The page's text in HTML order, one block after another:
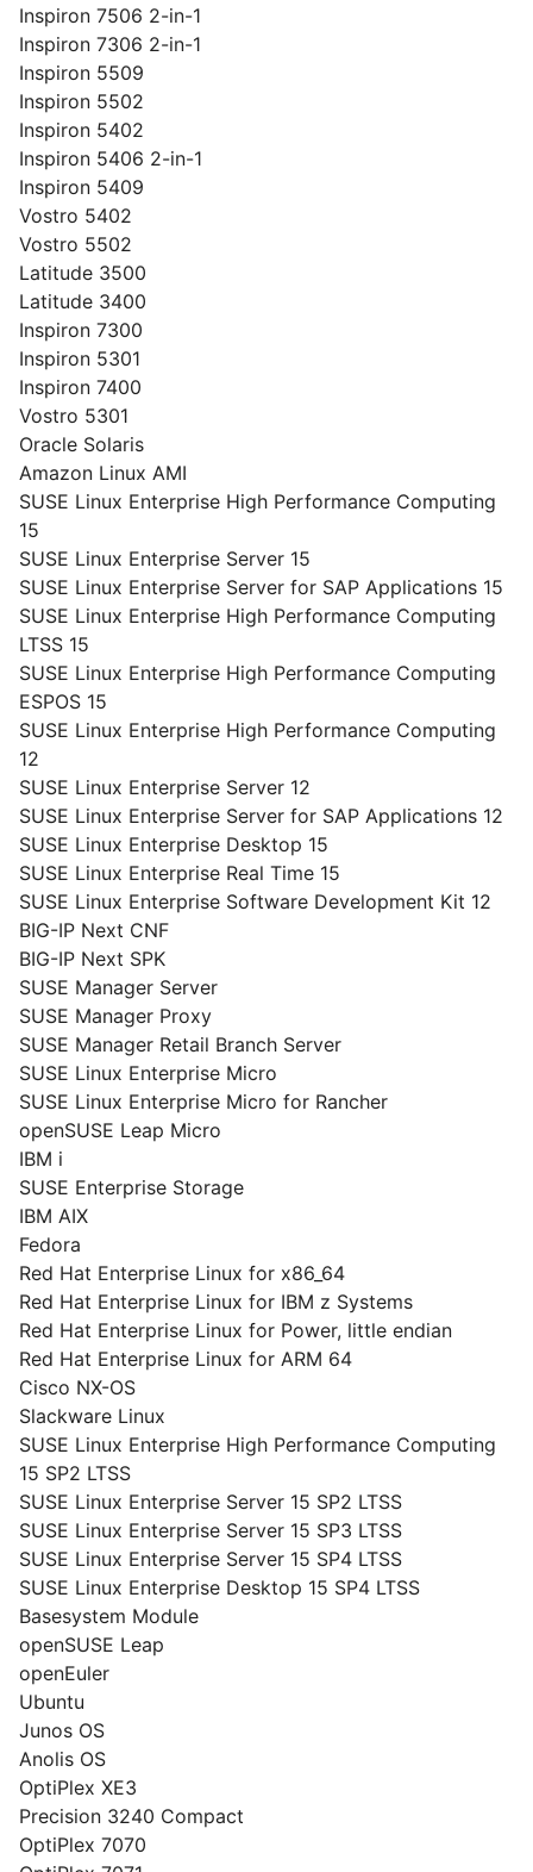
Inspiron 7506 2-in-1
Inspiron 7306 2-in-1
Inspiron 5509
Inspiron 5502
Inspiron 5402
Inspiron 5406 2-in-1
Inspiron 5409
Vostro 5402
Vostro 5502
Latitude 3500
Latitude 3400
Inspiron 7300
Inspiron 5301
Inspiron 7400
Vostro 5301
Oracle Solaris
Amazon Linux AMI
SUSE Linux Enterprise High Performance Computing
15
SUSE Linux Enterprise Server 15
SUSE Linux Enterprise Server for SAP Applications 15
SUSE Linux Enterprise High Performance Computing
LTSS 15
SUSE Linux Enterprise High Performance Computing
ESPOS 15
SUSE Linux Enterprise High Performance Computing
12
SUSE Linux Enterprise Server 12
SUSE Linux Enterprise Server for SAP Applications 12
SUSE Linux Enterprise Desktop 15
SUSE Linux Enterprise Real Time 15
SUSE Linux Enterprise Software Development Kit 12
BIG-IP Next CNF
BIG-IP Next SPK
SUSE Manager Server
SUSE Manager Proxy
SUSE Manager Retail Branch Server
SUSE Linux Enterprise Micro
SUSE Linux Enterprise Micro for Rancher
openSUSE Leap Micro
IBM i
SUSE Enterprise Storage
IBM AIX
Fedora
Red Hat Enterprise Linux for x86_64
Red Hat Enterprise Linux for IBM z Systems
Red Hat Enterprise Linux for Power, little endian
Red Hat Enterprise Linux for ARM 64
Cisco NX-OS
Slackware Linux
SUSE Linux Enterprise High Performance Computing
15 SP2 LTSS
SUSE Linux Enterprise Server 15 SP2 LTSS
SUSE Linux Enterprise Server 15 SP3 LTSS
SUSE Linux Enterprise Server 15 SP4 LTSS
SUSE Linux Enterprise Desktop 15 SP4 LTSS
Basesystem Module
openSUSE Leap
openEuler
Ubuntu
Junos OS
Anolis OS
OptiPlex XE3
Precision 3240 Compact
OptiPlex 7070